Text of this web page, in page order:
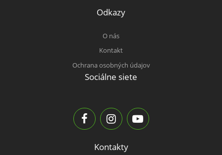
Odkazy
O nás
Kontakt
Ochrana osobných údajov
Sociálne siete
Kontakty